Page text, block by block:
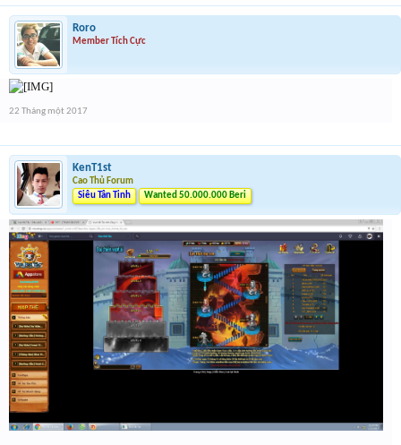
Roro
Member Tích Cực
22 Tháng một 2017
KenT1st
Cao Thủ Forum
Siêu Tân Tinh
Wanted 50.000.000 Beri